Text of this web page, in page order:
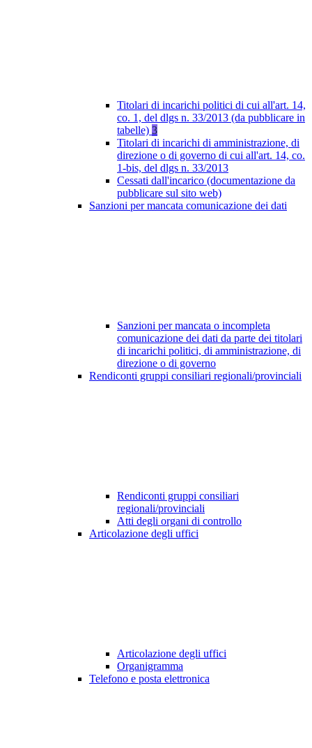
Titolari di incarichi politici di cui all'art. 14,
co. 1, del dlgs n. 33/2013 (da pubblicare in
tabelle) 3
Titolari di incarichi di amministrazione, di
direzione o di governo di cui all'art. 14, co.
1-bis, del dlgs n. 33/2013
Cessati dall'incarico (documentazione da
pubblicare sul sito web)
Sanzioni per mancata comunicazione dei dati
Sanzioni per mancata o incompleta
comunicazione dei dati da parte dei titolari
di incarichi politici, di amministrazione, di
direzione o di governo
Rendiconti gruppi consiliari regionali/provinciali
Rendiconti gruppi consiliari
regionali/provinciali
Atti degli organi di controllo
Articolazione degli uffici
Articolazione degli uffici
Organigramma
Telefono e posta elettronica